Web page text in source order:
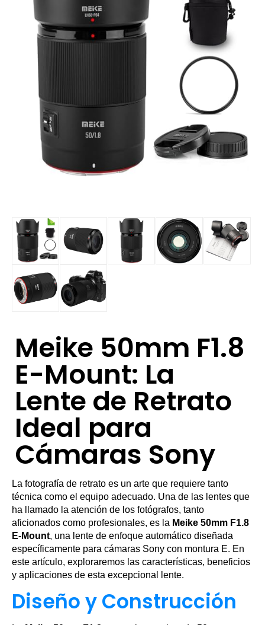
Meike 50mm F1.8
E-Mount: La
Lente de Retrato
Ideal para
Cámaras Sony
La fotografía de retrato es un arte que requiere tanto
técnica como el equipo adecuado. Una de las lentes que
ha llamado la atención de los fotógrafos, tanto
aficionados como profesionales, es la Meike 50mm F1.8
E-Mount, una lente de enfoque automático diseñada
específicamente para cámaras Sony con montura E. En
este artículo, exploraremos las características, beneficios
y aplicaciones de esta excepcional lente.
Diseño y Construcción